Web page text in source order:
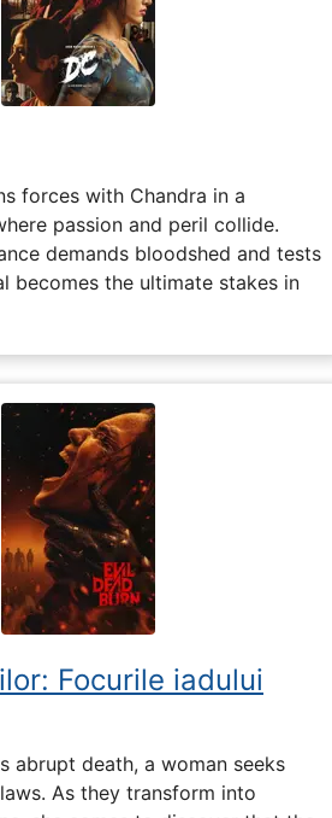
forces with Chandra in a
passion and peril collide.
demands bloodshed and tests
becomes the ultimate stakes in
Focurile iadului
abrupt death, a woman seeks
As they transform into